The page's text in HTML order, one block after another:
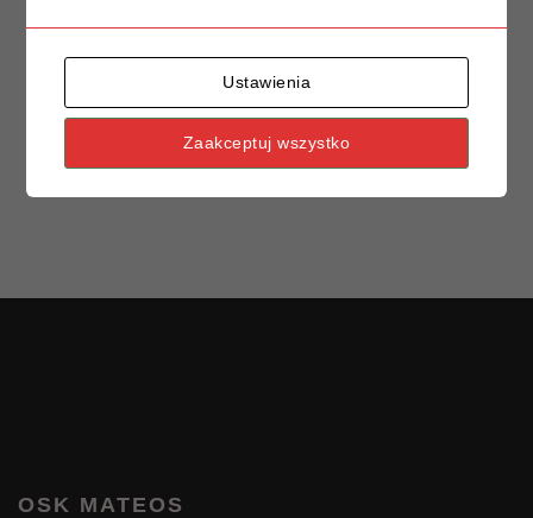
OSK MATEOS
Ustawienia
Zaakceptuj wszystko